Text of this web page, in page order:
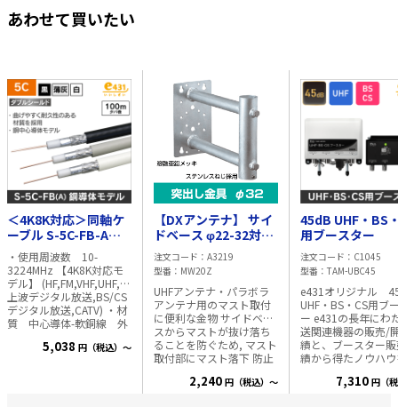
あわせて買いたい
＜4K8K対応＞同軸ケ
ーブル S-5C-FB-A
100m巻 (黒)
・使用周波数 10-
3224MHz 【4K8K対応モ
デル】 (HF,FM,VHF,UHF,地
上波デジタル放送,BS/CS
デジタル放送,CATV) ・材
質 中心導体-軟銅線 外
トテープ 外部導体2-ア
5,038 円（税込）～
【DXアンテナ】 サイ
ドベース φ22-32対応
(突出長 20cm) 突き出
し金具 MW20Z 溶融亜
鉛メッキ
注文コード
A3219
型番
MW20Z
UHFアンテナ・パラボラ
アンテナ用のマスト取付
に便利な金物 サイドベー
スからマストが抜け落ち
ることを防ぐため, マスト
取付部にマスト落下 防止
合マスト径:φ22-32mm 付
2,240 円（税込）～
45dB UHF・BS
用ブースター
注文コード
C1045
型番
TAM-UBC45
e431オリジナル
UHF・BS・CS用ブ
ー e431の長年にわ
送関連機器の販売/
績と、ブースター
績から得たノウハ
ました。 お客様の
7,310 円（